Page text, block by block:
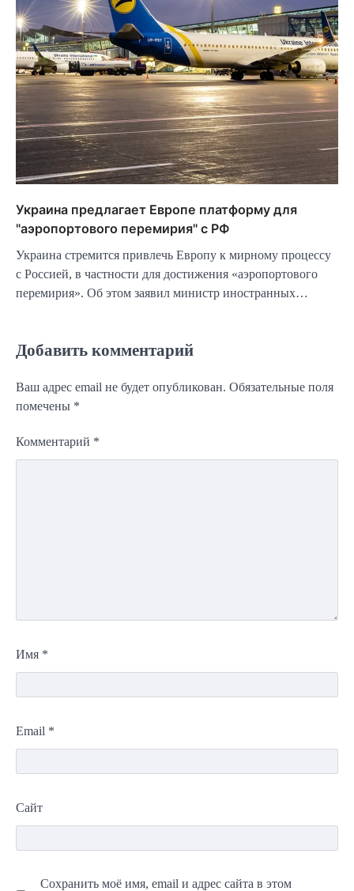
Украина предлагает Европе платформу для
"аэропортового перемирия" с РФ
Украина стремится привлечь Европу к мирному процессу
с Россией, в частности для достижения «аэропортового
перемирия». Об этом заявил министр иностранных…
Добавить комментарий
Ваш адрес email не будет опубликован. Обязательные поля
помечены *
Комментарий *
Имя *
Email *
Сайт
Сохранить моё имя, email и адрес сайта в этом